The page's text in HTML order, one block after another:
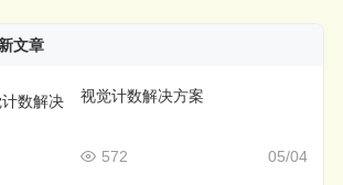
文章
视觉计数解决方案
05/04
572